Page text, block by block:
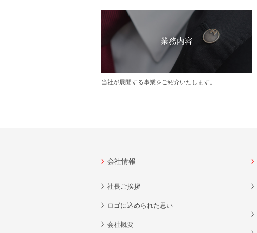
業務内容
当社が展開する事業をご紹介いたします。
会社情報
社長ご挨拶
ロゴに込められた思い
会社概要